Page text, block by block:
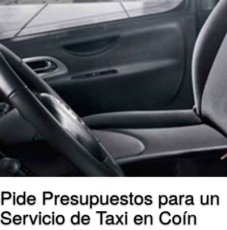
Pide Presupuestos para un
Servicio de Taxi en Coín